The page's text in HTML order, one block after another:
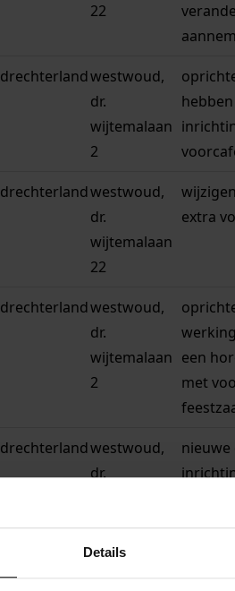
Details
22
drechterlandwestwoud,
dr.
wijtemalaan
2
drechterlandwestwoud,
dr.
wijtemalaan
22
extra
drechterlandwestwoud,
dr.
wijtemalaan
2
een
met
drechterlandwestwoud,
dr.
22
westwoud,
nieuwe
voor